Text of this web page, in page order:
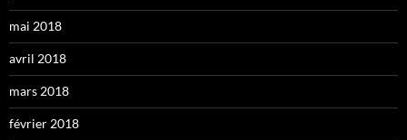
mai 2018
avril 2018
mars 2018
février 2018